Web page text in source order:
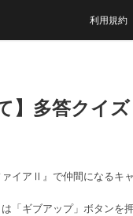
利用規約
】多答クイ
イアⅡ』で仲間になるキ
「ギブアップ」ボタンを